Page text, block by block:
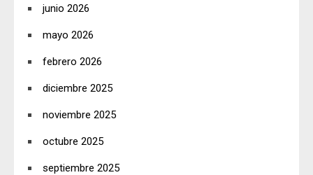
junio 2026
mayo 2026
febrero 2026
diciembre 2025
noviembre 2025
octubre 2025
septiembre 2025